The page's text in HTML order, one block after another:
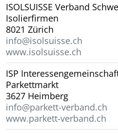
ISOLSUISSE Verband
Isolierfirmen
8021 Zürich
info@isolsuisse.ch
www.isolsuisse.ch
ISP
Parkettmarkt
3627 Heimberg
info@parkett-verband.ch
www.parkett-verband.ch